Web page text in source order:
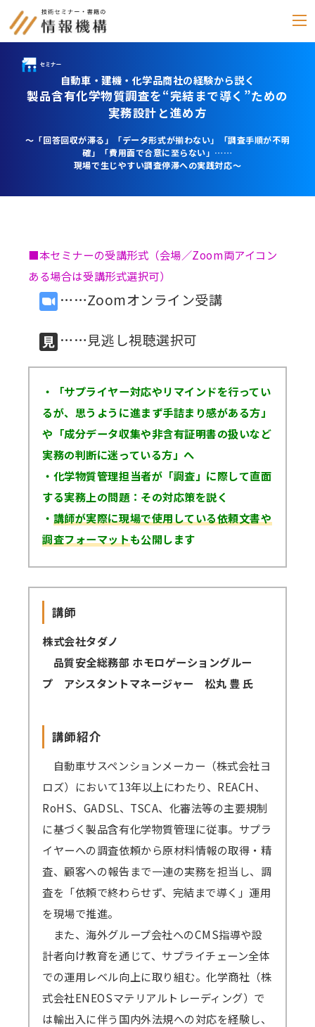
通信教育
(テキスト郵送)
e-ラーニング
セミナーアーカイブ
動画配信・DVD
カテゴリー別
講師派遣
コラム・取材
お申し込み・振込要領
商品企画リクエスト
メルマガ登録
自動車・建機・化学品商社の経験から説く
製品含有化学物質調査を“完結まで導く”ための
実務設計と進め方
～「回答回収が滞る」「データ形式が揃わない」「調査手順が不明
確」「費用面で合意に至らない」……
現場で生じやすい調査停滞への実践対応～
■本セミナーの受講形式（会場／Zoom両アイコン
ある場合は受講形式選択可）
……Zoomオンライン受講
……見逃し視聴選択可
・「サプライヤー対応やリマインドを行ってい
るが、思うように進まず手詰まり感がある方」
や「成分データ収集や非含有証明書の扱いなど
実務の判断に迷っている方」へ
・化学物質管理担当者が「調査」に際して直面
する実務上の問題：その対応策を説く
・ 講師が実際に現場で使用している依頼文書や
調査フォーマットも公開します
講師
株式会社タダノ
品質安全総務部 ホモロゲーショングルー
プ アシスタントマネージャー 松丸 豊 氏
講師紹介
自動車サスペンションメーカー（株式会社ヨ
ロズ）において13年以上にわたり、REACH、
RoHS、GADSL、TSCA、化審法等の主要規制
に基づく製品含有化学物質管理に従事。サプラ
イヤーへの調査依頼から原材料情報の取得・精
査、顧客への報告まで一連の実務を担当し、調
査を「依頼で終わらせず、完結まで導く」運用
を現場で推進。
また、海外グループ会社へのCMS指導や設
計者向け教育を通じて、サプライチェーン全体
での運用レベル向上に取り組む。化学商社（株
式会社ENEOSマテリアルトレーディング）で
は輸出入に伴う国内外法規への対応を経験し、